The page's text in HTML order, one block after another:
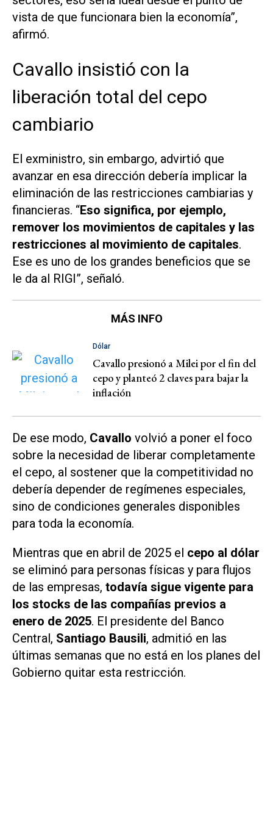
vista de que funcionara bien la economía”,
afirmó.
Cavallo insistió con la
liberación total del cepo
cambiario
El exministro, sin embargo, advirtió que
avanzar en esa dirección debería implicar la
eliminación de las restricciones cambiarias y
financieras. “Eso significa, por ejemplo,
remover los movimientos de capitales y las
restricciones al movimiento de capitales.
Ese es uno de los grandes beneficios que se
le da al RIGI”, señaló.
MÁS INFO
Dólar
Cavallo presionó a Milei por el fin del
cepo y planteó 2 claves para bajar la
inflación
De ese modo, Cavallo volvió a poner el foco
sobre la necesidad de liberar completamente
el cepo, al sostener que la competitividad no
debería depender de regímenes especiales,
sino de condiciones generales disponibles
para toda la economía.
Mientras que en abril de 2025 el cepo al dólar
se eliminó para personas físicas y para flujos
de las empresas, todavía sigue vigente para
los stocks de las compañías previos a
enero de 2025. El presidente del Banco
Central, Santiago Bausili, admitió en las
últimas semanas que no está en los planes del
Gobierno quitar esta restricción.